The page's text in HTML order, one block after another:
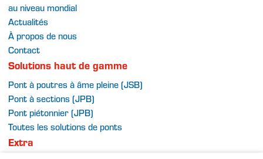
au niveau mondial
Actualités
À propos de nous
Contact
Solutions haut de gamme
Pont à poutres à âme pleine (JSB)
Pont à sections (JPB)
Pont piétonnier (JPB)
Toutes les solutions de ponts
Extra